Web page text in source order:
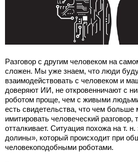
Разговор с другим человеком на
сложен. Мы уже знаем, что люди
взаимодействовать с человеком и
доверяют ИИ, не откровенничают с
роботом проще, чем с живыми
есть свидетельства, что чем больше
имитировать человеческий разговор,
отталкивает. Ситуация похожа на т.
долины», который происходит при
человекоподобными роботами.